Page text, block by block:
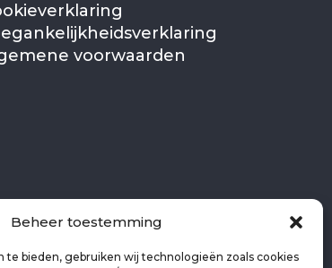
Beheer toestemming
te bieden, gebruiken wij technologieën zoals cookies
voorwaarden